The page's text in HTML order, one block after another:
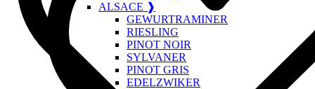
ALSACE ❱
GEWURTRAMINER
RIESLING
PINOT NOIR
SYLVANER
PINOT GRIS
EDELZWIKER